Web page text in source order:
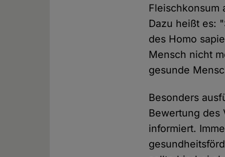
Fleischkonsum
Dazu heißt es:
des Homo
Mensch nicht
gesunde
Besonders
Bewertung des
informiert.